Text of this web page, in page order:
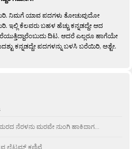
ನಿಮಗೆ ಯಾವ ಪದಗಳು ತೋಚುವುದೋ
ಇಲ್ಲಿ ಕೆಲವರು ಬಹಳ ಹೆಚ್ಚು ಕನ್ನಡದ್ದೇ ಆದ
ದಿಟ. ಆದರೆ ಎಲ್ಲರೂ ಹಾಗೆಯೇ
ಕನ್ನಡದ್ದೇ ಪದಗಳನ್ನು ಬಳಸಿ ಬರೆಯಿರಿ, ಅಶ್ಟೇ.
ನೆರಳನು ಮರವೇ ನುಂಗಿ ಹಾಕಿದಾಗ…
ಲೈಟ್ಲಮ್ ಕಣಿವೆ